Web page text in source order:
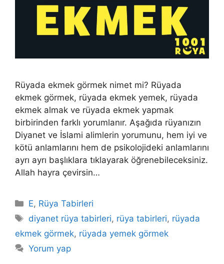
Rüyada ekmek görmek nimet mi? Rüyada
ekmek görmek, rüyada ekmek yemek, rüyada
ekmek almak ve rüyada ekmek yapmak
birbirinden farklı yorumlanır. Aşağıda rüyanızın
Diyanet ve İslami alimlerin yorumunu, hem iyi ve
kötü anlamlarını hem de psikolojideki anlamlarını
ayrı ayrı başlıklara tıklayarak öğrenebileceksiniz.
Allah hayra çevirsin…
Kategoriler
E, Rüya Tabirleri
Etiketler
diyanet rüya tabirleri, rüya tabirleri, rüyada
ekmek görmek, rüyada yemek görmek
Yorum yap